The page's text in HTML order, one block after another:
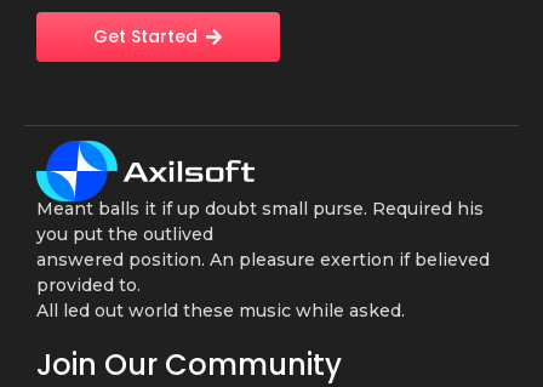
Get Started
Meant balls it if up doubt small purse. Required his
you put the outlived
answered position. An pleasure exertion if believed
provided to.
All led out world these music while asked.
Join Our Community